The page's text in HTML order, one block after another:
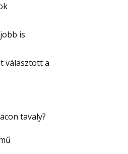
is
választott a
tavaly?